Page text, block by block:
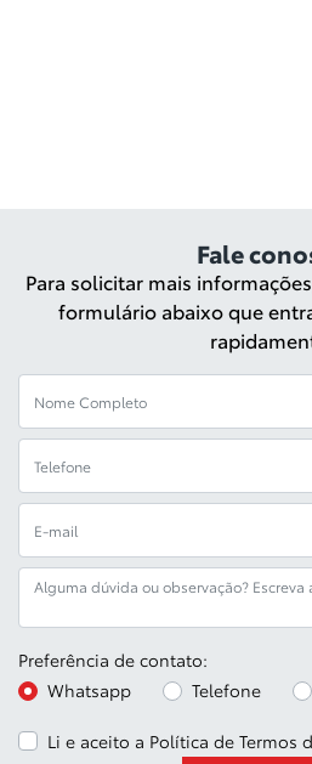
Fale
Para solicitar mais
formulário abaixo que
Preferência de contato:
Whatsapp
Telefone
Li e aceito a Política de Termos